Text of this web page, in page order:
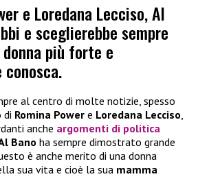
e Loredana Lecciso, Al
e sceglierebbe sempre
più forte e
al centro di molte notizie, spesso
di Romina Power e Loredana Lecciso,
anche argomenti di politica
Bano ha sempre dimostrato grande
è anche merito di una donna
sua vita e cioè la sua mamma